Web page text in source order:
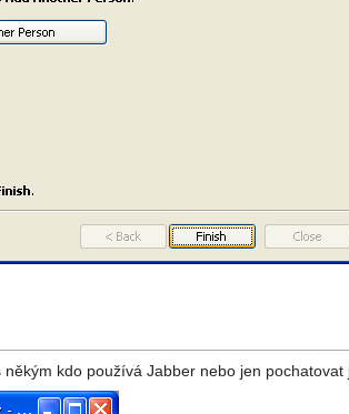
někým kdo používá Jabber nebo jen